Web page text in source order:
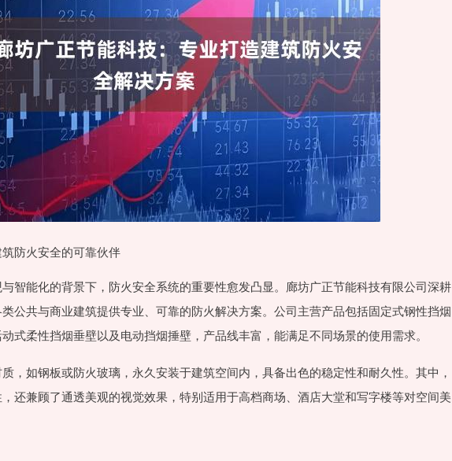
防火安全的可靠伙伴
智能化的背景下，防火安全系统的重要性愈发凸显。廊坊广正节能科技有限公司深耕
公共与商业建筑提供专业、可靠的防火解决方案。公司主营产品包括固定式钢性挡烟
式柔性挡烟垂壁以及电动挡烟捶壁，产品线丰富，能满足不同场景的使用需求。
，如钢板或防火玻璃，永久安装于建筑空间内，具备出色的稳定性和耐久性。其中，
还兼顾了通透美观的视觉效果，特别适用于高档商场、酒店大堂和写字楼等对空间美
200.89 1.42%